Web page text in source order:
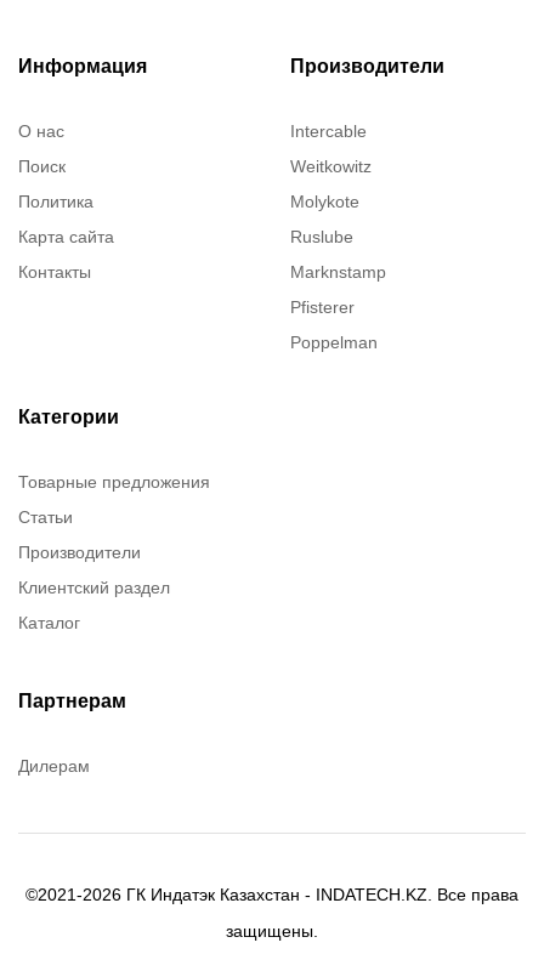
Информация
О нас
Поиск
Политика
Карта сайта
Контакты
Производители
Intercable
Weitkowitz
Molykote
Ruslube
Marknstamp
Pfisterer
Poppelman
Категории
Товарные предложения
Статьи
Производители
Клиентский раздел
Каталог
Партнерам
Дилерам
©2021-2026 ГК Индатэк Казахстан - INDATECH.KZ. Все права
защищены.